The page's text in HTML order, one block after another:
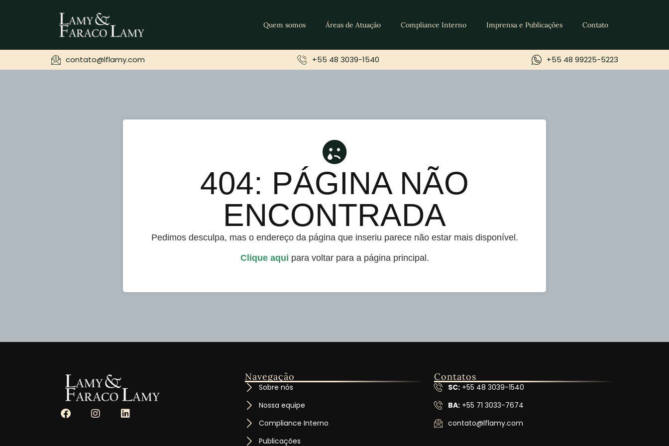
Quem somos Áreas de Atuação Compliance Interno Imprensa e Publicações Contato
contato@lflamy.com +55 48 3039-1540 +55 48 99225-5223
404: PÁGINA NÃO
ENCONTRADA
Pedimos desculpa, mas o endereço da página que inseriu parece não estar mais disponível.
Clique aqui para voltar para a página principal.
Navegação
Sobre nós
Nossa equipe
Compliance Interno
Publicações
Contatos
SC:+55 48 3039-1540
BA:+55 71 3033-7674
contato@lflamy.com